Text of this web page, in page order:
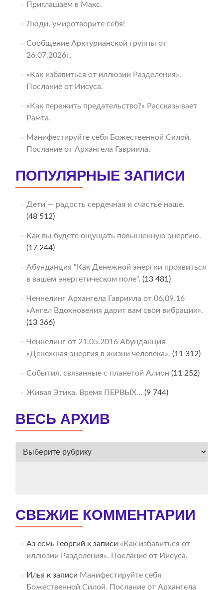
Приглашаем в Макс.
Люди, умиротворите себя!
Сообщение Арктурианской группы от
26.07.2026г.
«Как избавиться от иллюзии Разделения».
Послание от Иисуса.
«Как пережить предательство?» Рассказывает
Рамта.
Манифестируйте себя Божественной Силой.
Послание от Архангела Гавриила.
ПОПУЛЯРНЫЕ ЗАПИСИ
Дети — радость сердечная и счастье наше.
(48 512)
Как вы будете ощущать повышенную энергию.
(17 244)
Абунданция “Как Денежной энергии проявиться
в вашем энергетическом поле“. (13 481)
Ченнелинг Архангела Гавриила от 06.09.16
«Ангел Вдохновения дарит вам свои вибрации».
(13 366)
Ченнелинг от 21.05.2016 Абунданция
«Денежная энергия в жизни человека». (11 312)
События, связанные с планетой Алион (11 252)
Живая Этика. Время ПЕРВЫХ… (9 744)
ВЕСЬ АРХИВ
ВЕСЬ
СВЕЖИЕ КОММЕНТАРИИ
Аз есмь Георгий к записи «Как избавиться от
иллюзии Разделения». Послание от Иисуса.
Илья к записи Манифестируйте себя
Божественной Силой. Послание от Архангела